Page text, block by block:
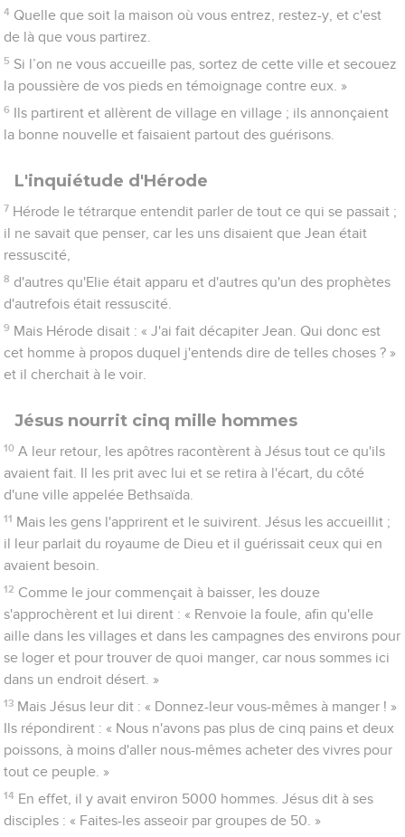
4 Quelle que soit la maison où vous entrez, restez-y, et c'est
de là que vous partirez.
5 Si l’on ne vous accueille pas, sortez de cette ville et secouez
la poussière de vos pieds en témoignage contre eux. »
6 Ils partirent et allèrent de village en village ; ils annonçaient
la bonne nouvelle et faisaient partout des guérisons.
L'inquiétude d'Hérode
7 Hérode le tétrarque entendit parler de tout ce qui se passait ;
il ne savait que penser, car les uns disaient que Jean était
ressuscité,
8 d'autres qu'Elie était apparu et d'autres qu'un des prophètes
d'autrefois était ressuscité.
9 Mais Hérode disait : « J'ai fait décapiter Jean. Qui donc est
cet homme à propos duquel j'entends dire de telles choses ? »
et il cherchait à le voir.
Jésus nourrit cinq mille hommes
10 A leur retour, les apôtres racontèrent à Jésus tout ce qu'ils
avaient fait. Il les prit avec lui et se retira à l'écart, du côté
d'une ville appelée Bethsaïda.
11 Mais les gens l'apprirent et le suivirent. Jésus les accueillit ;
il leur parlait du royaume de Dieu et il guérissait ceux qui en
avaient besoin.
12 Comme le jour commençait à baisser, les douze
s'approchèrent et lui dirent : « Renvoie la foule, afin qu'elle
aille dans les villages et dans les campagnes des environs pour
se loger et pour trouver de quoi manger, car nous sommes ici
dans un endroit désert. »
13 Mais Jésus leur dit : « Donnez-leur vous-mêmes à manger ! »
Ils répondirent : « Nous n'avons pas plus de cinq pains et deux
poissons, à moins d'aller nous-mêmes acheter des vivres pour
tout ce peuple. »
14 En effet, il y avait environ 5000 hommes. Jésus dit à ses
disciples : « Faites-les asseoir par groupes de 50. »